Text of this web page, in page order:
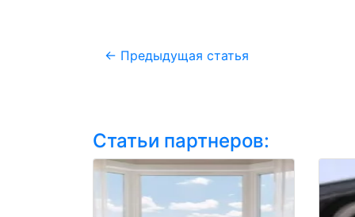
← Предыдущая статья
Статьи партнеров: